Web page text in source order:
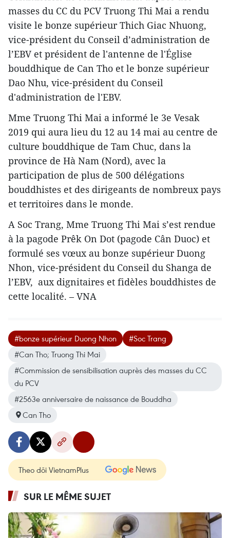
masses du CC du PCV Truong Thi Mai a rendu
visite le bonze supérieur Thich Giac Nhuong,
vice-président du Conseil d’administration de
l’EBV et président de l'antenne de l'Église
bouddhique de Can Tho et le bonze supérieur
Dao Nhu, vice-président du Conseil
d'administration de l'EBV.
Mme Truong Thi Mai a informé le 3e Vesak
2019 qui aura lieu du 12 au 14 mai au centre de
culture bouddhique de Tam Chuc, dans la
province de Hà Nam (Nord), avec la
participation de plus de 500 délégations
bouddhistes et des dirigeants de nombreux pays
et territoires dans le monde.
A Soc Trang, Mme Truong Thi Mai s’est rendue
à la pagode Prêk On Dot (pagode Cân Duoc) et
formulé ses vœux au bonze supérieur Duong
Nhon, vice-président du Conseil du Shanga de
l’EBV, aux dignitaires et fidèles bouddhistes de
cette localité. – VNA
#bonze supérieur Duong Nhon
#Soc Trang
#Can Tho; Truong Thi Mai
#Commission de sensibilisation auprès des masses du CC
du PCV
#2563e anniversaire de naissance de Bouddha
Can Tho
Theo dõi VietnamPlus
SUR LE MÊME SUJET